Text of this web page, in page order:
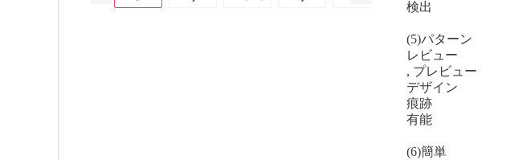
検出
(5)パターン
レビュー
, プレビュー
デザイン
痕跡
有能
(6)簡単